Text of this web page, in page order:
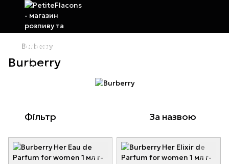
Burberry
Burberry
Фільтр За назвою